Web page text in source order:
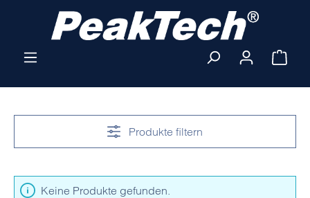
Zum Hauptinhalt springen
Produkte filtern
Keine Produkte gefunden.